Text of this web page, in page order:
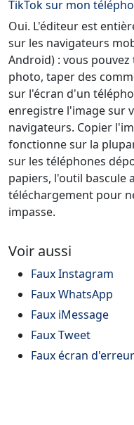
TikTok sur mon
Oui. L'éditeur est
sur les navigateurs
Android) : vous
photo, taper des
sur l'écran d'un
enregistre l'image sur
navigateurs. Copier
fonctionne sur la
sur les téléphones
papiers, l'outil bascule
téléchargement pour
impasse.
Voir aussi
Faux Instagram
Faux WhatsApp
Faux iMessage
Faux Tweet
Faux écran d'erreur